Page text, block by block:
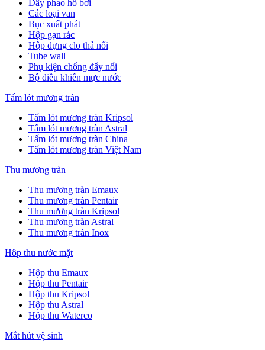
Dây phao hồ bơi
Các loại van
Bục xuất phát
Hộp gạn rác
Hộp đựng clo thả nổi
Tube wall
Phụ kiện chống đẩy nổi
Bộ điều khiển mực nước
Tấm lót mương tràn
Tấm lót mương tràn Kripsol
Tấm lót mương tràn Astral
Tấm lót mương tràn China
Tấm lót mương tràn Việt Nam
Thu mương tràn
Thu mương tràn Emaux
Thu mương tràn Pentair
Thu mương tràn Kripsol
Thu mương tràn Astral
Thu mương tràn Inox
Hôp thu nước mặt
Hộp thu Emaux
Hộp thu Pentair
Hộp thu Kripsol
Hộp thu Astral
Hộp thu Waterco
Mắt hút vệ sinh